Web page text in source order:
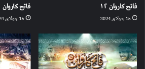
فاتح کاروان ۱۲
15 جولای 2024
فاتح کاروان ۱۱
15 جولای 2024